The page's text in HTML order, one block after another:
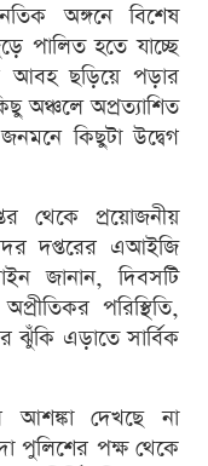
অঙ্গনে বিশেষ
পালিত হতে যাচ্ছে
আবহ ছড়িয়ে পড়ার
অঞ্চলে অপ্রত্যাশিত
কিছুটা উদ্বেগ
থেকে প্রয়োজনীয়
দপ্তরের এআইজি
জানান, দিবসটি
পরিস্থিতি,
ঝুঁকি এড়াতে সার্বিক
দেখছে না
পুলিশের পক্ষ থেকে